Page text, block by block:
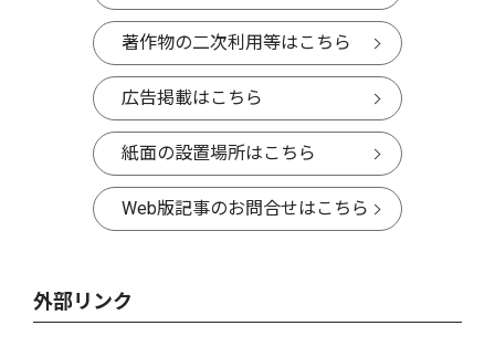
著作物の二次利用等はこちら
広告掲載はこちら
紙面の設置場所はこちら
Web版記事のお問合せはこちら
外部リンク